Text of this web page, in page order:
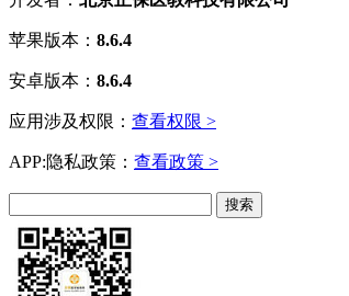
苹果版本： 8.6.4
安卓版本： 8.6.4
应用涉及权限： 查看权限 >
APP:隐私政策： 查看政策 >